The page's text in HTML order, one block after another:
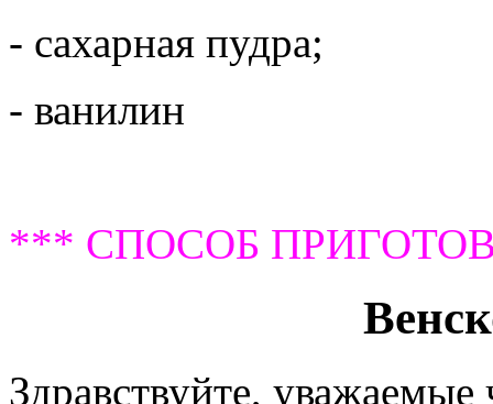
- сахарная пудра;
- ванилин
*** СПОСОБ
Здравствуйте, уважаемые